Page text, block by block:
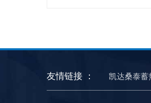
友情链接 ： 凯达桑泰蓄